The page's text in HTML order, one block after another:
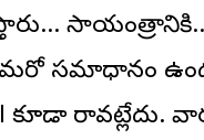
మరో సమాధానం
కూడా రావట్లేదు.